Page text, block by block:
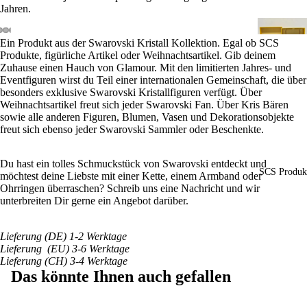
SCS
Jahren.
Ein Produkt aus der Swarovski Kristall Kollektion. Egal ob SCS
Produkte, figürliche Artikel oder Weihnachtsartikel. Gib deinem
Zuhause einen Hauch von Glamour. Mit den limitierten Jahres- und
Eventfiguren wirst du Teil einer internationalen Gemeinschaft, die über
besonders exklusive Swarovski Kristallfiguren verfügt. Über
Weihnachtsartikel freut sich jeder Swarovski Fan. Über Kris Bären
sowie alle anderen Figuren, Blumen, Vasen und Dekorationsobjekte
freut sich ebenso jeder Swarovski Sammler oder Beschenkte.
Du hast ein tolles Schmuckstück von Swarovski entdeckt und
möchtest deine Liebste mit einer Kette, einem Armband oder
Ohrringen überraschen? Schreib uns eine Nachricht und wir
unterbreiten Dir gerne ein Angebot darüber.
Lieferung (DE) 1-2 Werktage
Lieferung (EU) 3-6 Werktage
Lieferung (CH) 3-4 Werktage
Das könnte Ihnen auch gefallen